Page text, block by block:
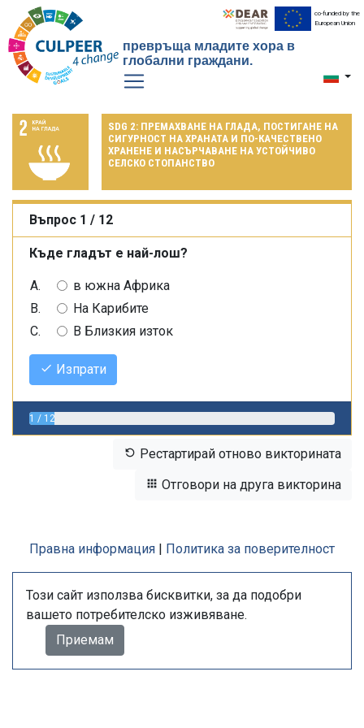
превръща младите хора в
глобални граждани.
Toggle
co-funded by the
European Union
SDG 2: ПРЕМАХВАНЕ НА ГЛАДА, ПОСТИГАНЕ НА
СИГУРНОСТ НА ХРАНАТА И ПО-КАЧЕСТВЕНО
ХРАНЕНЕ И НАСЪРЧАВАНЕ НА УСТОЙЧИВО
СЕЛСКО СТОПАНСТВО
Въпрос 1 / 12
Къде гладът е най-лош?
в южна Африка
На Карибите
В Близкия изток
Изпрати
1 / 12
Рестартирай отново викторината
Отговори на друга викторина
Правна информация | Политика за поверителност
Този сайт използва бисквитки, за да подобри
вашето потребителско изживяване.
Приемам